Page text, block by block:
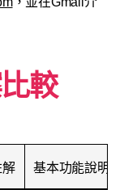
較
解 基本功能說明